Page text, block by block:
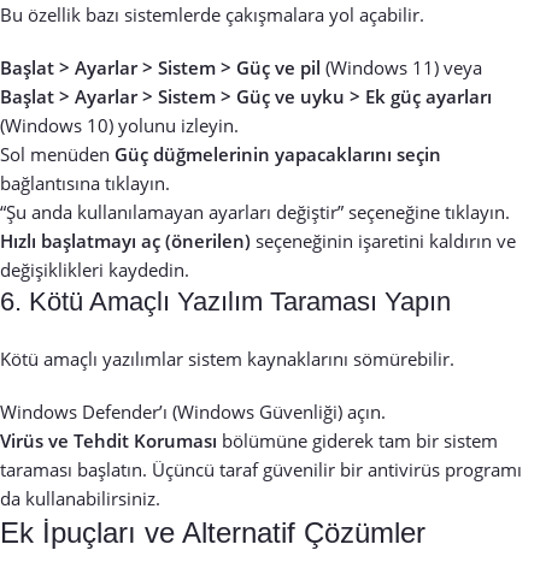
Bu özellik bazı sistemlerde çakışmalara yol açabilir.
Başlat > Ayarlar > Sistem > Güç ve pil (Windows 11) veya
Başlat > Ayarlar > Sistem > Güç ve uyku > Ek güç ayarları
(Windows 10) yolunu izleyin.
Sol menüden Güç düğmelerinin yapacaklarını seçin
bağlantısına tıklayın.
“Şu anda kullanılamayan ayarları değiştir” seçeneğine tıklayın.
Hızlı başlatmayı aç (önerilen) seçeneğinin işaretini kaldırın ve
değişiklikleri kaydedin.
6. Kötü Amaçlı Yazılım Taraması Yapın
Kötü amaçlı yazılımlar sistem kaynaklarını sömürebilir.
Windows Defender’ı (Windows Güvenliği) açın.
Virüs ve Tehdit Koruması bölümüne giderek tam bir sistem
taraması başlatın. Üçüncü taraf güvenilir bir antivirüs programı
da kullanabilirsiniz.
Ek İpuçları ve Alternatif Çözümler